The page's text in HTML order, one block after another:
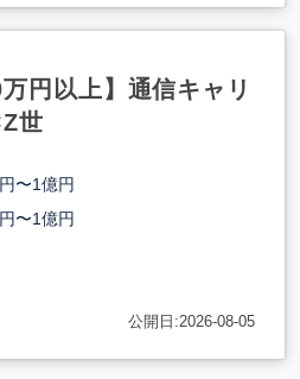
円以上】通信キャリ
世
〜1億円
〜1億円
公開日:2026-08-05